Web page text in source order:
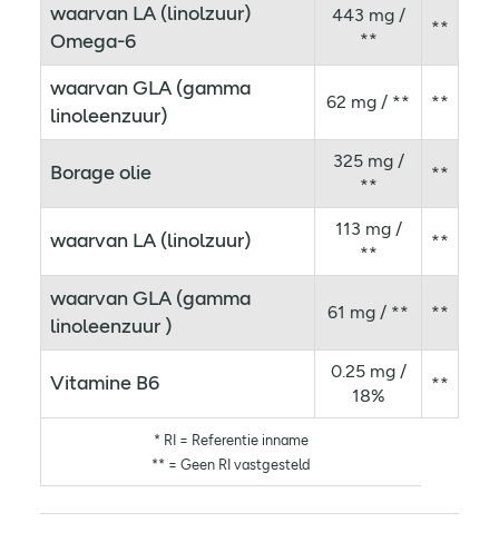
waarvan LA (linolzuur)
Omega-6
443 mg /
**
**
waarvan GLA (gamma
linoleenzuur)
62 mg / ** **
Borage olie
325 mg /
**
**
waarvan LA (linolzuur)
113 mg /
**
**
waarvan GLA (gamma
linoleenzuur )
61 mg / ** **
Vitamine B6
0.25 mg /
18%
**
* RI = Referentie inname
** = Geen RI vastgesteld